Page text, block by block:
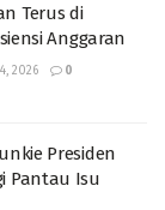
Terus di
Anggaran
2026 0
Presiden
Pantau Isu